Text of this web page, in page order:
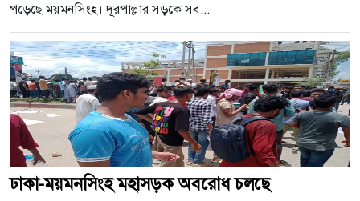
পড়েছে ময়মনসিংহ। দূরপাল্লার সড়কে সব...
ঢাকা-ময়মনসিংহ মহাসড়ক অবরোধ চলছে